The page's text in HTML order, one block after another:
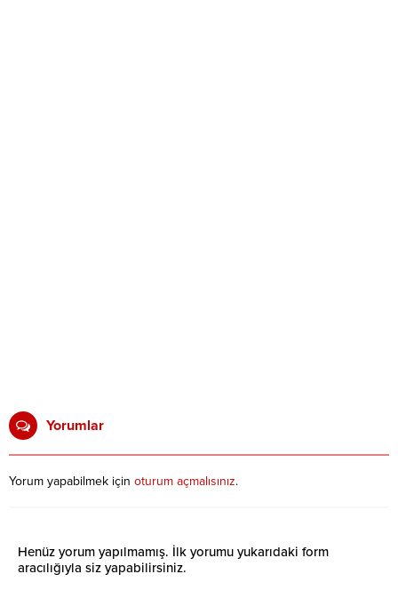
Yorumlar
Yorum yapabilmek için oturum açmalısınız.
Henüz yorum yapılmamış. İlk yorumu yukarıdaki form
aracılığıyla siz yapabilirsiniz.